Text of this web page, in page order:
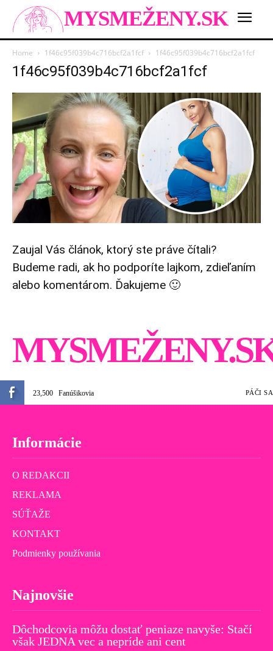
MYSMEŽENY.SK
Home 1f46c95f039b4c716bcf2a1fcf 1f46c95f039b4c716bcf2a1fcf
1f46c95f039b4c716bcf2a1fcf
Zaujal Vás článok, ktorý ste práve čítali?
Budeme radi, ak ho podporíte lajkom, zdieľaním
alebo komentárom. Ďakujeme 🙂
23,500 Fanúšikovia PÁČI SA
Informácie
O REDAKCII
REKLAMA
SÚŤAŽE
KONTAKT
Podmienky používania
Najnovšie
Dôchodcovia môžu dostať peniaze navyše: Stačí
však JEDNA vec a nepríde ani cent